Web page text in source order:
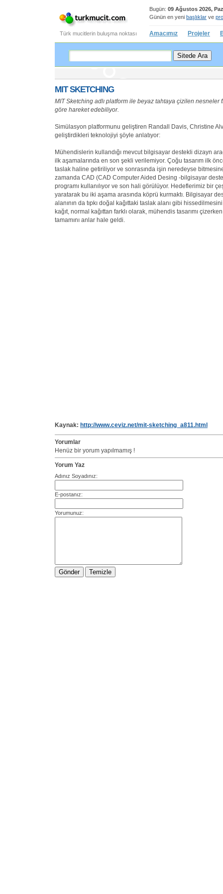
Bugün: 09 Ağustos 2026,
Günün en yeni başlıklar ve
Türk mucitlerin buluşma noktası Amacımız Projeler
MIT SKETCHING
MIT Sketching adlı platform ile beyaz tahtaya çizilen nesneler
göre hareket edebiliyor.
Simülasyon platformunu geliştiren Randall Davis, Christine
geliştirdikleri teknolojiyi şöyle anlatıyor:
Mühendislerin kullandığı mevcut bilgisayar destekli dizayn
ilk aşamalarında en son şekli verilemiyor. Çoğu tasarım ilk
taslak haline getiriliyor ve sonrasında işin neredeyse
zamanda CAD (CAD Computer Aided Desing -bilgisayar
programı kullanılıyor ve son hali görülüyor. Hedeflerimiz bir
yaratarak bu iki aşama arasında köprü kurmaktı. Bilgisayar
alanının da tıpkı doğal kağıttaki taslak alanı gibi
kağıt, normal kağıttan farklı olarak, mühendis tasarımı
tamamını anlar hale geldi.
Kaynak: http://www.ceviz.net/mit-sketching_a811.html
Yorumlar
Henüz bir yorum yapılmamış !
Yorum Yaz
Adınız Soyadınız:
E-postanız:
Yorumunuz: